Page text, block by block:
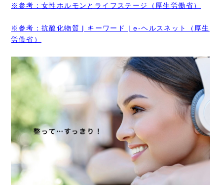
※参考：女性ホルモンとライフステージ（厚生労働省）
※参考：抗酸化物質 | キーワード | e-ヘルスネット（厚生
労働省）